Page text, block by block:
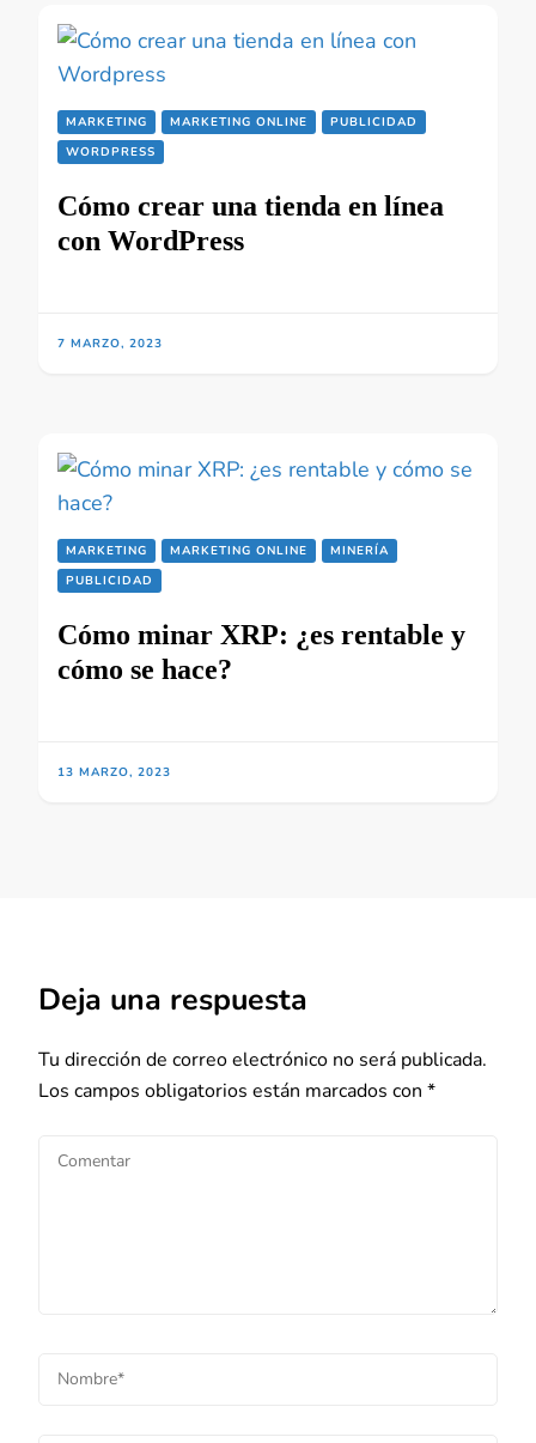
MARKETING MARKETING ONLINE
PUBLICIDAD
WORDPRESS
Cómo crear una tienda en línea
con WordPress
7 MARZO, 2023
MARKETING MARKETING ONLINE
MINERÍA
PUBLICIDAD
Cómo minar XRP: ¿es rentable y
cómo se hace?
13 MARZO, 2023
Deja una respuesta
Tu dirección de correo electrónico no será publicada.
Los campos obligatorios están marcados con *